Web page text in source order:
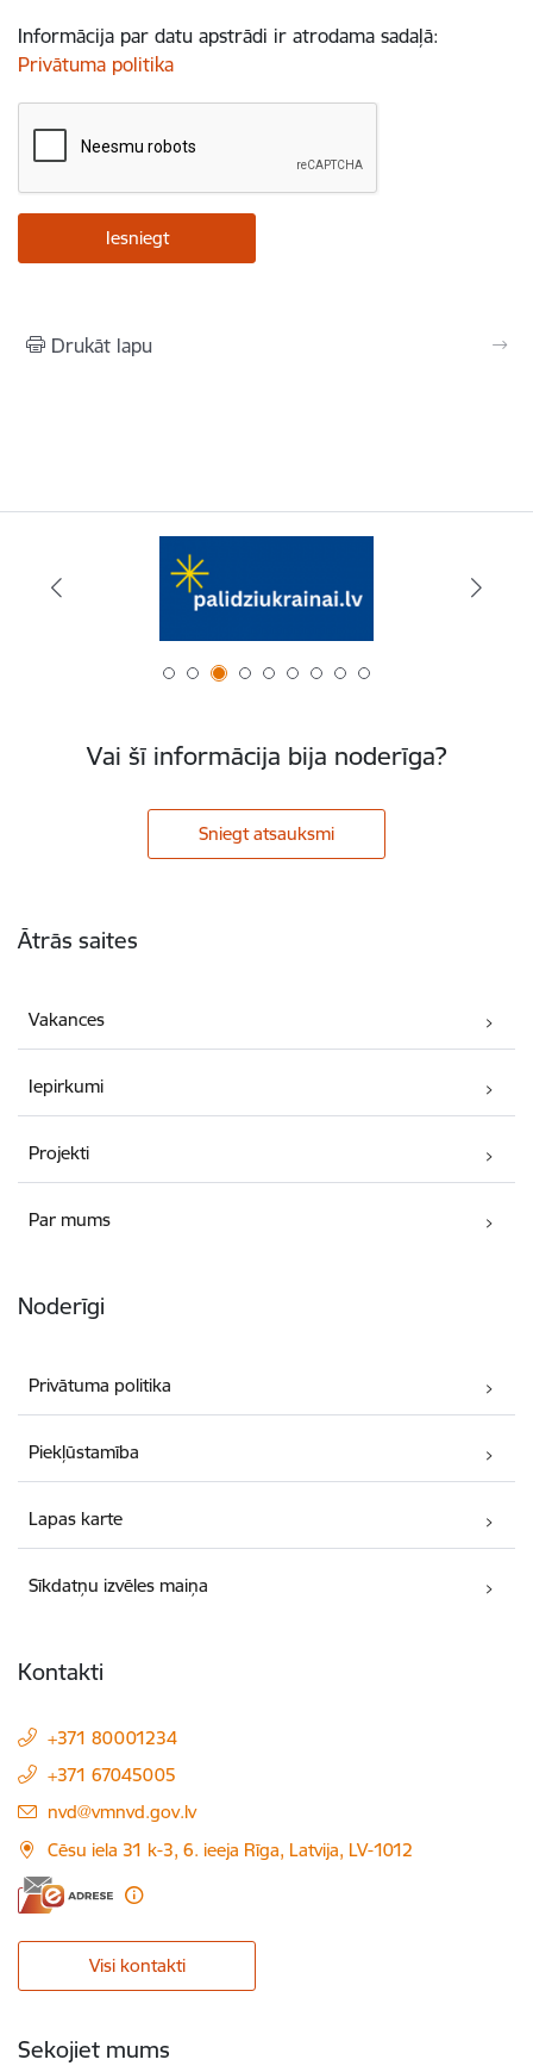
Informācija par datu apstrādi ir atrodama sadaļā:
Privātuma politika
Drukāt lapu
Vai šī informācija bija noderīga?
Sniegt atsauksmi
Ātrās saites
Vakances
Iepirkumi
Projekti
Par mums
Noderīgi
Privātuma politika
Piekļūstamība
Lapas karte
Sīkdatņu izvēles maiņa
Kontakti
+371 80001234
+371 67045005
E-pasts:
nvd@vmnvd.gov.lv
Cēsu iela 31 k-3, 6. ieeja Rīga, Latvija, LV-1012
Visi kontakti
Sekojiet mums